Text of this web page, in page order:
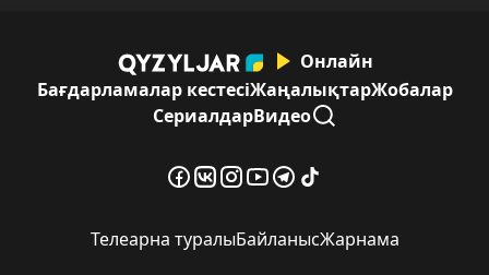
Онлайн
Бағдарламалар кестесіЖаңалықтарЖобалар
СериалдарВидео
Телеарна туралыБайланысЖарнама